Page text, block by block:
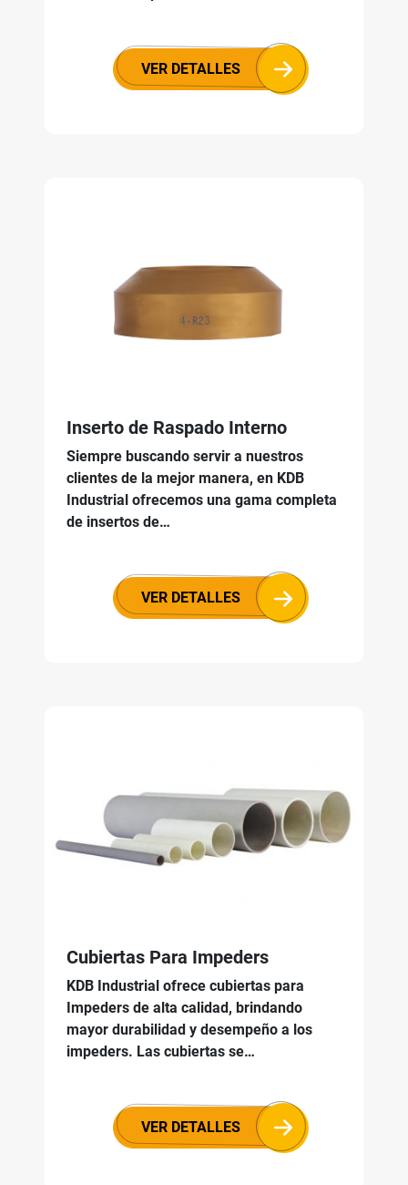
VER DETALLES
Inserto de Raspado Interno
Siempre buscando servir a nuestros
clientes de la mejor manera, en KDB
Industrial ofrecemos una gama completa
de insertos de…
VER DETALLES
Cubiertas Para Impeders
KDB Industrial ofrece cubiertas para
Impeders de alta calidad, brindando
mayor durabilidad y desempeño a los
impeders. Las cubiertas se…
VER DETALLES